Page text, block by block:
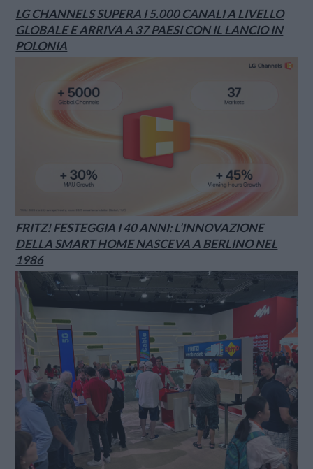
LG CHANNELS SUPERA I 5.000 CANALI A LIVELLO
GLOBALE E ARRIVA A 37 PAESI CON IL LANCIO IN
POLONIA
FRITZ! FESTEGGIA I 40 ANNI: L’INNOVAZIONE
DELLA SMART HOME NASCEVA A BERLINO NEL
1986